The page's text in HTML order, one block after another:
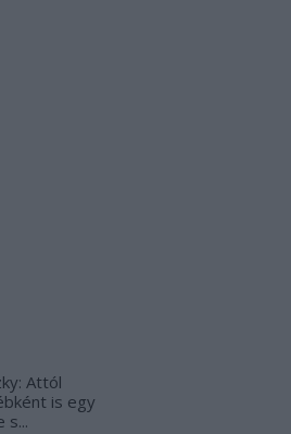
Attól
is egy
s...